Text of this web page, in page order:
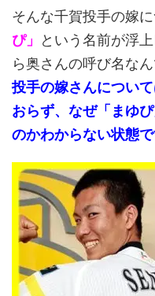
そんな千賀投手の嫁
ぴ」
という名前が浮
ら奥さんの呼び名な
投手の嫁さんについ
おらず、なぜ「まゆ
のかわからない状態で